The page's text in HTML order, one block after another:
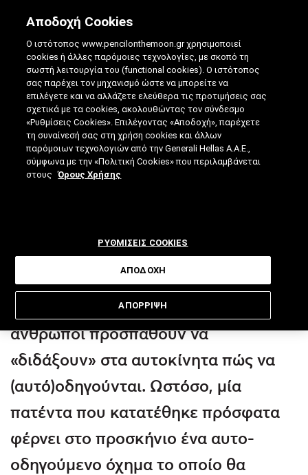
ΈΝΑ ΑΥΤΌΝΟΜΟ ΑΥΤΟΚΊΝΗΤΟ ΔΙΔΆΣΚΕΙ
ΟΔΉΓΗΣΗ
05.07.2022|4 ΛΕΠΤΑ ΑΝΑΓΝΩΣΗΣ|
ΑΠΟ: ΒΊΚΥ ΤΣΟΎΡΤΟΥ
Για περισσότερο από μια δεκαετία, οι
άνθρωποι προσπαθούν να
«διδάξουν» στα αυτοκίνητα πώς να
(αυτό)οδηγούνται. Ωστόσο, μία
πατέντα που κατατέθηκε πρόσφατα
φέρνει στο προσκήνιο ένα αυτο-
οδηγούμενο όχημα το οποίο θα
Αποδοχή Cookies
Ο ιστότοπος www.pencilonthemoon.gr χρησιμοποιεί
cookies ή άλλες παρόμοιες τεχνολογίες, με σκοπό τη
σωστή λειτουργία του (functional cookies). Ο ιστότοπος
σας παρέχει τον μηχανισμό ώστε να μπορείτε να
επιλέγετε και να αλλάζετε ελεύθερα τις προτιμήσεις σας
σχετικά με τα cookies, ακολουθώντας τον σύνδεσμο
«Ρυθμίσεις Cookies». Επιλέγοντας «Αποδοχή», παρέχετε
τη συναίνεσή σας στη χρήση cookies και άλλων
παρόμοιων τεχνολογιών από την Generali Hellas A.A.E.,
σύμφωνα με την «Πολιτική Cookies» που περιλαμβάνεται
στους
Όρους Χρήσης
ΡΥΘΜΙΣΕΙΣ COOKIES
ΑΠΟΡΡΙΨΗ
ΑΠΟΔΟΧΗ